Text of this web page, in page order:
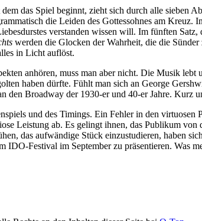
dem das Spiel beginnt, zieht sich durch alle sieben
die Leiden des Gottessohnes am Kreuz.
verstanden wissen will. Im fünften Satz,
werden die Glocken der Wahrheit, die die
in Licht auflöst.
anhören, muss man aber nicht. Die Musik
haben dürfte. Fühlt man sich an George
den Broadway der 1930-er und 40-er Jahre. Kurz
und des Timings. Ein Fehler in den
Leistung ab. Es gelingt ihnen, das Publikum
das aufwändige Stück einzustudieren, haben
IDO-Festival im September zu präsentieren. Was